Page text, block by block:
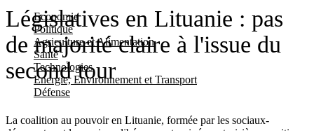
Economie
Politique
Agriculture et Alimentation
Santé
Technologies
Energie, Environnement et Transport
Défense
Législatives en Lituanie : pas
de majorité claire à l'issue du
second tour
La coalition au pouvoir en Lituanie, formée par les sociaux-